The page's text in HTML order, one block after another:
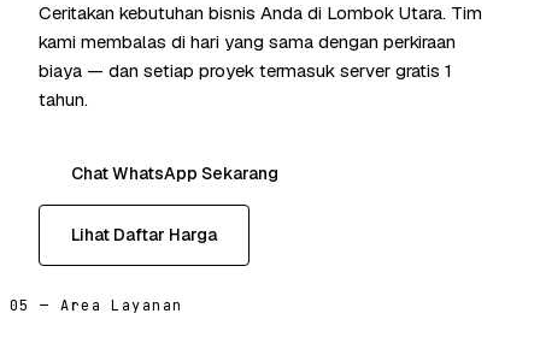
Ceritakan kebutuhan bisnis Anda di Lombok Utara. Tim
kami membalas di hari yang sama dengan perkiraan
biaya — dan setiap proyek termasuk server gratis 1
tahun.
Chat WhatsApp Sekarang
Lihat Daftar Harga
05 — Area Layanan